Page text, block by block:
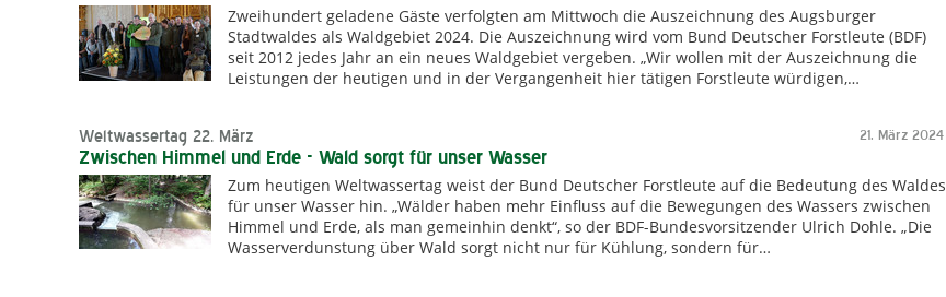
Zweihundert geladene Gäste verfolgten am Mittwoch die Auszeichnung des Augsburger
Stadtwaldes als Waldgebiet 2024. Die Auszeichnung wird vom Bund Deutscher Forstleute (BDF)
seit 2012 jedes Jahr an ein neues Waldgebiet vergeben. „Wir wollen mit der Auszeichnung die
Leistungen der heutigen und in der Vergangenheit hier tätigen Forstleute würdigen,…
21. März 2024
Weltwassertag 22. März
Zwischen Himmel und Erde - Wald sorgt für unser Wasser
Zum heutigen Weltwassertag weist der Bund Deutscher Forstleute auf die Bedeutung des Waldes
für unser Wasser hin. „Wälder haben mehr Einfluss auf die Bewegungen des Wassers zwischen
Himmel und Erde, als man gemeinhin denkt“, so der BDF-Bundesvorsitzender Ulrich Dohle. „Die
Wasserverdunstung über Wald sorgt nicht nur für Kühlung, sondern für…